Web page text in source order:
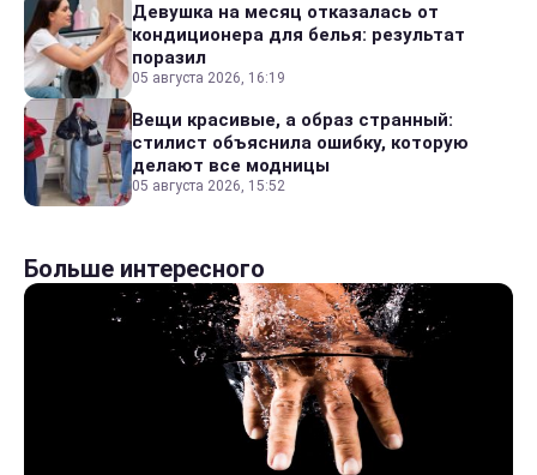
Девушка на месяц отказалась от
кондиционера для белья: результат
поразил
05 августа 2026, 16:19
Вещи красивые, а образ странный:
стилист объяснила ошибку, которую
делают все модницы
05 августа 2026, 15:52
Больше интересного